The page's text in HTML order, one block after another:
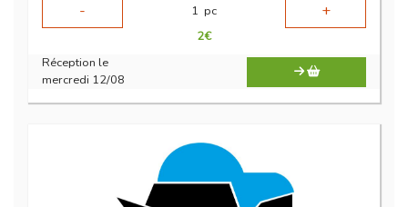
-
1 pc +
2€
Réception le
mercredi 12/08